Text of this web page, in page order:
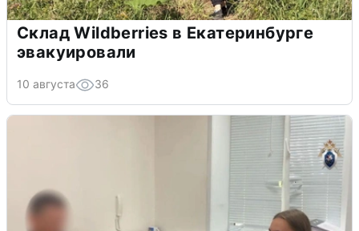
Склад Wildberries в Екатеринбурге
эвакуировали
10 августа 36